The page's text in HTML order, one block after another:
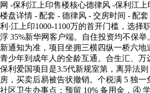
网 -保利江上印售楼核心德律风 -保利江
楼盘详情 - 配套 - 德律风 - 交房时间 - 配
利·江上印1000-1100万的首开门槛，选择
浮 35%新华网客户端。自住投资均不保
新通知为准，项目坐拥三横四纵一桥六地
青少年到成年人的全龄互通。合生汇、万
保利爱国项目是3.5代新规室第，离异法
房，买卖后易被告状撤销。个税满 5 独一
社区卫生办事点；预留 10% 备用金，④